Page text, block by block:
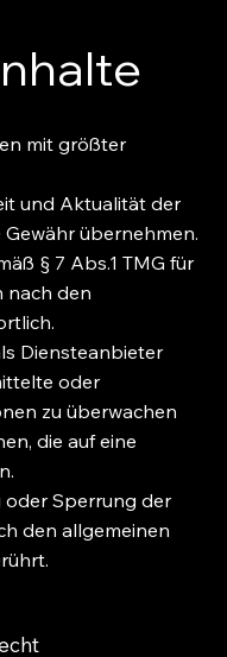
mit größter
und Aktualität der
übernehmen.
§ 7 Abs.1 TMG für
nach den
Diensteanbieter
oder
zu überwachen
die auf eine
Sperrung der
den allgemeinen